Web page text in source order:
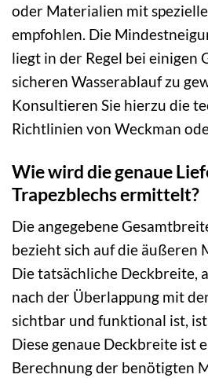
oder Materialien mit
empfohlen. Die
liegt in der Regel bei einigen
sicheren Wasserablauf zu
Konsultieren Sie hierzu die
Richtlinien von Weckman
Wie wird die genaue
Trapezblechs ermittelt?
Die angegebene
bezieht sich auf die äußeren
Die tatsächliche Deckbreite,
nach der Überlappung mit
sichtbar und funktional ist,
Diese genaue Deckbreite ist
Berechnung der benötigten